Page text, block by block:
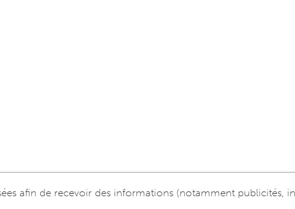
afin de recevoir des informations (notamment publicités,